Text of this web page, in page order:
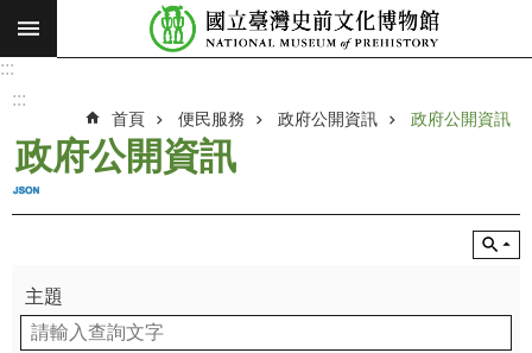
跳到主要內容區塊
搜
願
景
最
新
:::
:::
首頁 便民服務 政府公開資訊 政府公開資訊
政府公開資訊
主題